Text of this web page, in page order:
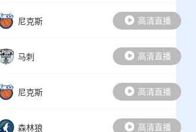
尼克斯 高清直播
马刺 高清直播
尼克斯 高清直播
森林狼 高清直播